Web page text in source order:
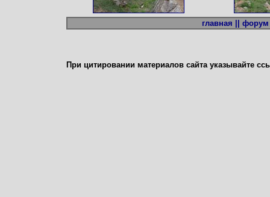
главная || форум
При цитировании материалов сайта указывайте